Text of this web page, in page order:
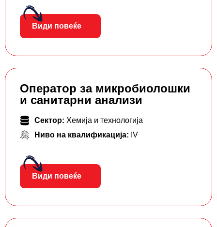
Види повеќе
Оператор за микробиолошки
и санитарни анализи
Сектор: Хемија и технологија
Ниво на квалификација: IV
Види повеќе